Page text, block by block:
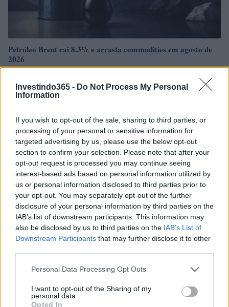
Investindo365 - Do Not Process My Personal
Information
If you wish to opt-out of the sale, sharing to third parties, or
processing of your personal or sensitive information for
targeted advertising by us, please use the below opt-out
section to confirm your selection. Please note that after your
opt-out request is processed you may continue seeing
interest-based ads based on personal information utilized by
us or personal information disclosed to third parties prior to
your opt-out. You may separately opt-out of the further
disclosure of your personal information by third parties on the
IAB’s list of downstream participants. This information may
also be disclosed by us to third parties on the IAB’s List of
Downstream Participants that may further disclose it to other
Please note that this website/app uses one or more Google
not limited to your visit or usage behaviour. You may click to
grant or deny consent to Google and its third-party tags to
Personal Data Processing Opt Outs
I want to opt-out of the Sharing of my
personal data.
Opted In
Petróleo Brent cai 8.3% e arrasta commodities em agosto de
2026
NÃO CLASSIFICADO
Tensões diplomáticas entre Brasil e Argentina: o que está em